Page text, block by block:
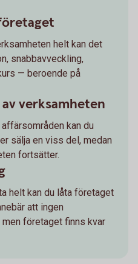
helt kan det
snabbavveckling,
— beroende på
verksamheten
kan du
sälja en viss del, medan
fortsätter.
helt kan du låta företaget
att ingen
företaget finns kvar